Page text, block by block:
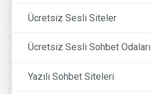
Ücretsiz Sesli Siteler
Ücretsiz Sesli Sohbet Odaları
Yazılı Sohbet Siteleri